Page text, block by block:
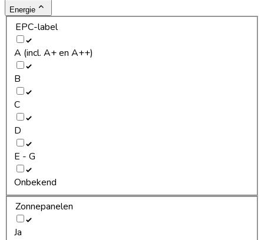
Energie
EPC-label
A (incl. A+ en A++)
B
C
D
E - G
Onbekend
Zonnepanelen
Ja